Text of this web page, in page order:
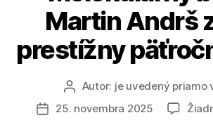
Martin Andrš
prestížny
AutorAutor: je uvedený priamo
Dátum
25. novembra 2025